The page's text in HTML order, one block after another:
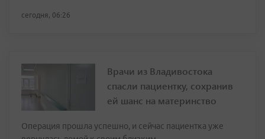
сегодня, 06:26
Врачи из Владивостока
спасли пациентку, сохранив
ей шанс на материнство
Операция прошла успешно, и сейчас пациентка уже